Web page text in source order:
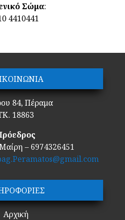
Σώμα:
4410441
84, Πέραμα
18863
– 6974326451
Αρχική